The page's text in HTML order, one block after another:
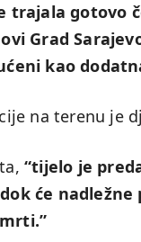
trajala gotovo
Grad
kao
na terenu je
“tijelo je
će